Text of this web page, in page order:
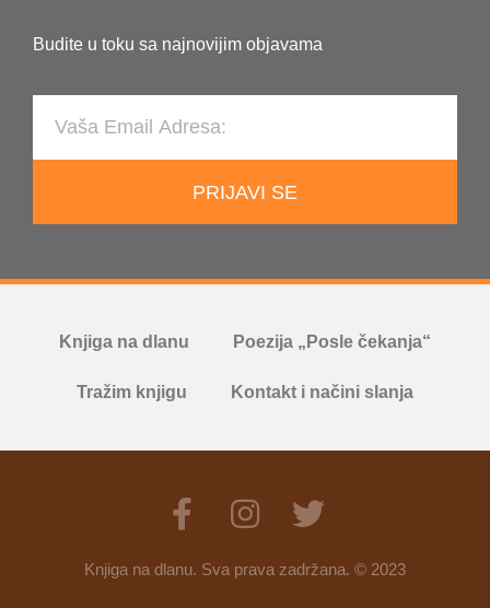
Budite u toku sa najnovijim objavama
PRIJAVI SE
Knjiga na dlanu Poezija „Posle čekanja“
Tražim knjigu Kontakt i načini slanja
Knjiga na dlanu. Sva prava zadržana. © 2023